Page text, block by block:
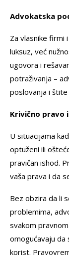
Advokatska
Za vlasnike firmi
luksuz, već
ugovora i
potraživanja –
poslovanja i
Krivično pravo
U situacijama
optuženi ili
pravičan ishod.
vaša prava i da
Bez obzira da li
problemima,
svakom
omogućavaju da
korist.